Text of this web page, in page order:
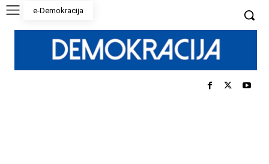
e-Demokracija